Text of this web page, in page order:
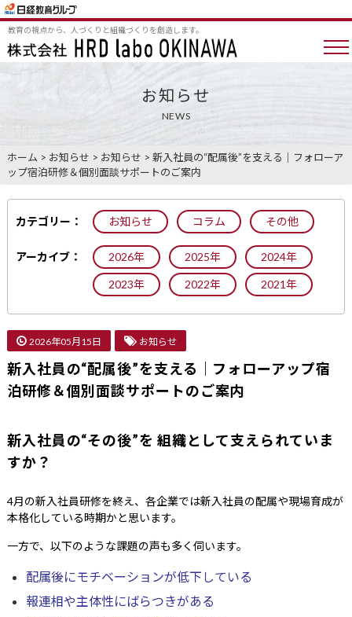
教育の視点から、人づくりと組織づくりを創造します。
お知らせ
NEWS
ホーム > お知らせ > お知らせ > 新入社員の“配属後”を支える｜フォローア
ップ宿泊研修＆個別面談サポートのご案内
カテゴリー： お知らせ コラム その他
アーカイブ： 2026年 2025年 2024年
2023年 2022年 2021年
2026年05月15日 お知らせ
新入社員の“配属後”を支える｜フォローアップ宿
泊研修＆個別面談サポートのご案内
新入社員の“その後”を 組織として支えられていま
すか？
4月の新入社員研修を終え、各企業では新入社員の配属や現場育成が
本格化している時期かと思います。
一方で、以下のような課題の声も多く伺います。
配属後にモチベーションが低下している
報連相や主体性にばらつきがある